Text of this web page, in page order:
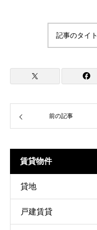
記事のタイ
前の記事
賃貸物件
貸地
戸建賃貸